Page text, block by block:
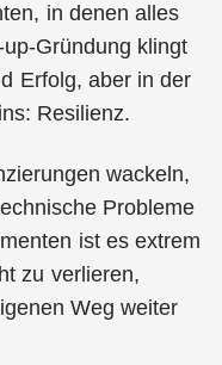
in denen alles
Gründung klingt
Erfolg, aber in der
Resilienz.
wackeln,
Probleme
ist es extrem
zu verlieren,
Weg weiter